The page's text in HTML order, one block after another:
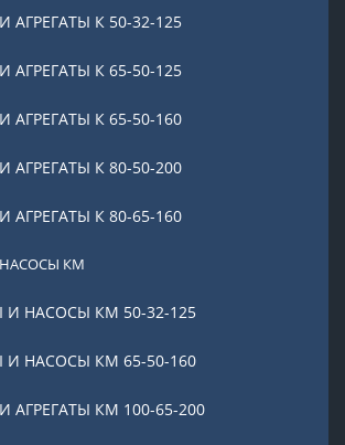
АГРЕГАТЫ К 50-32-125
АГРЕГАТЫ К 65-50-125
АГРЕГАТЫ К 65-50-160
АГРЕГАТЫ К 80-50-200
АГРЕГАТЫ К 80-65-160
КМ
И НАСОСЫ КМ 50-32-125
И НАСОСЫ КМ 65-50-160
АГРЕГАТЫ КМ 100-65-200